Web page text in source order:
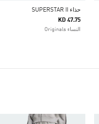
حذاء SUPERSTAR II
KD 47.75
النساء Originals